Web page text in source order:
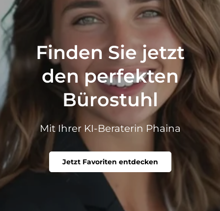
Finden Sie jetzt
den perfekten
Bürostuhl
Mit Ihrer KI-Beraterin Phaina
Jetzt Favoriten entdecken